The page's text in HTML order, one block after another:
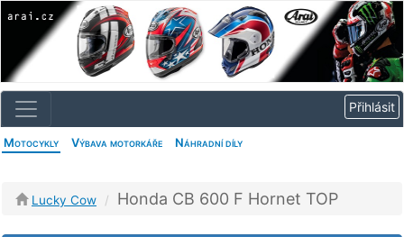
Motocykly Výbava motorkáře Náhradní díly
Lucky Cow Honda CB 600 F Hornet TOP